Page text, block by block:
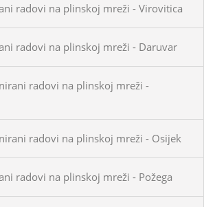
radovi na plinskoj mreži - Virovitica
radovi na plinskoj mreži - Daruvar
radovi na plinskoj mreži -
radovi na plinskoj mreži - Osijek
radovi na plinskoj mreži - Požega